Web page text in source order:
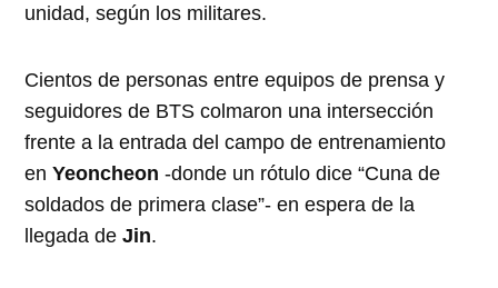
unidad, según los militares.
Cientos de personas entre equipos de prensa y
seguidores de BTS colmaron una intersección
frente a la entrada del campo de entrenamiento
enYeoncheon -donde un rótulo dice “Cuna de
soldados de primera clase”- en espera de la
llegada deJin.